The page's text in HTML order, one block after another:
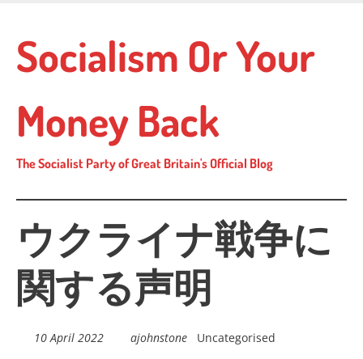
main
content
Socialism Or Your
Money Back
The Socialist Party of Great Britain's Official Blog
ウクライナ戦争に
関する声明
10 April 2022 ajohnstone
Uncategorised